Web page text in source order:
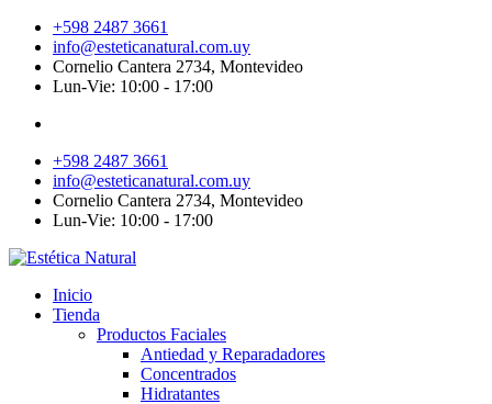
+598 2487 3661
info@esteticanatural.com.uy
Cornelio Cantera 2734, Montevideo
Lun-Vie: 10:00 - 17:00
+598 2487 3661
info@esteticanatural.com.uy
Cornelio Cantera 2734, Montevideo
Lun-Vie: 10:00 - 17:00
Inicio
Tienda
Productos Faciales
Antiedad y Reparadadores
Concentrados
Hidratantes